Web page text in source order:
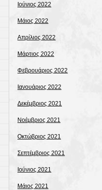
Ιούνιος 2022
Μάιος 2022
Απρίλιος 2022
Μάρτιος 2022
Φεβρουάριος 2022
Ιανουάριος 2022
Δεκέμβριος 2021
Νοέμβριος 2021
Οκτώβριος 2021
Σεπτέμβριος 2021
Ιούνιος 2021
Μάιος 2021